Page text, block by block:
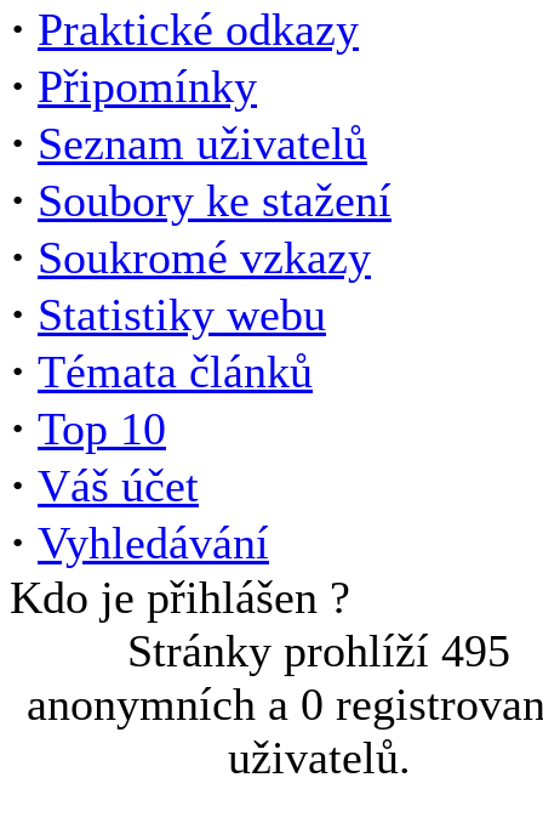
· Praktické odkazy
· Připomínky
· Seznam uživatelů
· Soubory ke stažení
· Soukromé vzkazy
· Statistiky webu
· Témata článků
· Top 10
· Váš účet
· Vyhledávání
Kdo je přihlášen ?
Stránky prohlíží 495
anonymních a 0
uživatelů.